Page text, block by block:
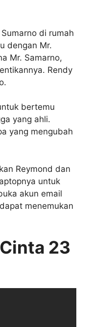
di rumah
dengan Mr.
Mr. Samarno,
Rendy
bertemu
yang ahli.
yang mengubah
Reymond dan
untuk
akun email
menemukan
23